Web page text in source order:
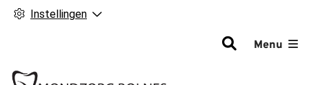
Instellingen
Menu